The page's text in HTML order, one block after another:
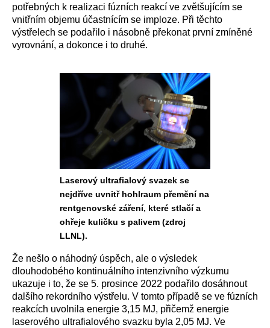
potřebných k realizaci fúzních reakcí ve zvětšujícím se
vnitřním objemu účastnícím se imploze. Při těchto
výstřelech se podařilo i násobně překonat první zmíněné
vyrovnání, a dokonce i to druhé.
Laserový ultrafialový svazek se
nejdříve uvnitř hohlraum přemění na
rentgenovské záření, které stlačí a
ohřeje kuličku s palivem (zdroj
LLNL).
Že nešlo o náhodný úspěch, ale o výsledek
dlouhodobého kontinuálního intenzivního výzkumu
ukazuje i to, že se 5. prosince 2022 podařilo dosáhnout
dalšího rekordního výstřelu. V tomto případě se ve fúzních
reakcích uvolnila energie 3,15 MJ, přičemž energie
laserového ultrafialového svazku byla 2,05 MJ. Ve